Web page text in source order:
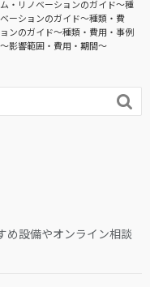
・リノベーションのガイド〜種
ーションのガイド〜種類・費
ンのガイド〜種類・費用・事例
影響範囲・費用・期間～

め設備やオンライン相談